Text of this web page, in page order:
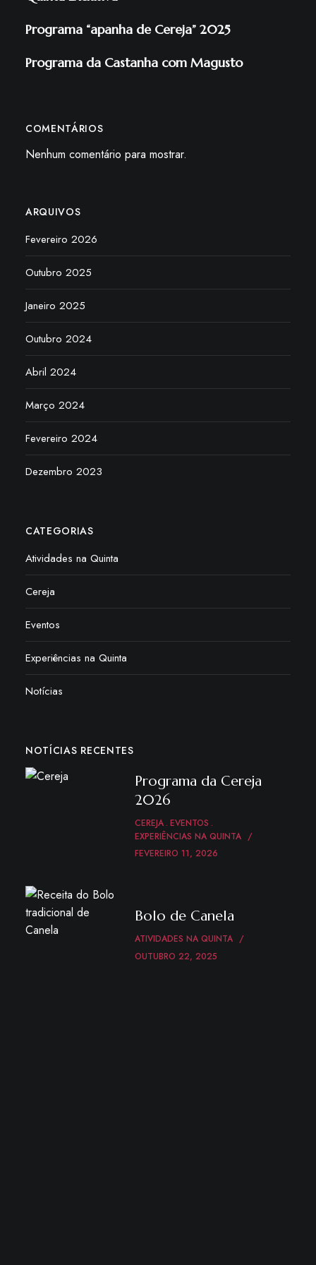
Programa “apanha de Cereja” 2025
Programa da Castanha com Magusto
COMENTÁRIOS
Nenhum comentário para mostrar.
ARQUIVOS
Fevereiro 2026
Outubro 2025
Janeiro 2025
Outubro 2024
Abril 2024
Março 2024
Fevereiro 2024
Dezembro 2023
CATEGORIAS
Atividades na Quinta
Cereja
Eventos
Experiências na Quinta
Notícias
NOTÍCIAS RECENTES
Programa da Cereja
2026
CEREJA EVENTOS
EXPERIÊNCIAS NA QUINTA
FEVEREIRO 11, 2026
Bolo de Canela
ATIVIDADES NA QUINTA
OUTUBRO 22, 2025